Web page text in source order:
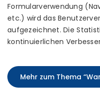
Formularverwendung
etc.) wird das
aufgezeichnet. Die
kontinuierlichen
Mehr zum Thema